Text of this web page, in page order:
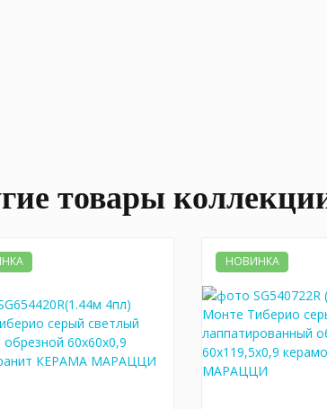
товары
НОВИНКА